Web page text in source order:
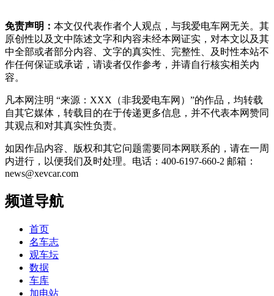
免责声明： 本文仅代表作者个人观点，与我爱电车网无关。其
原创性以及文中陈述文字和内容未经本网证实，对本文以及其
中全部或者部分内容、文字的真实性、完整性、及时性本站不
作任何保证或承诺，请读者仅作参考，并请自行核实相关内
容。
凡本网注明 “来源：XXX（非我爱电车网）”的作品，均转载
自其它媒体，转载目的在于传递更多信息，并不代表本网赞同
其观点和对其真实性负责。
如因作品内容、版权和其它问题需要同本网联系的，请在一周
内进行，以便我们及时处理。电话：400-6197-660-2 邮箱：
news@xevcar.com
频道导航
首页
名车志
观车坛
数据
车库
加电站